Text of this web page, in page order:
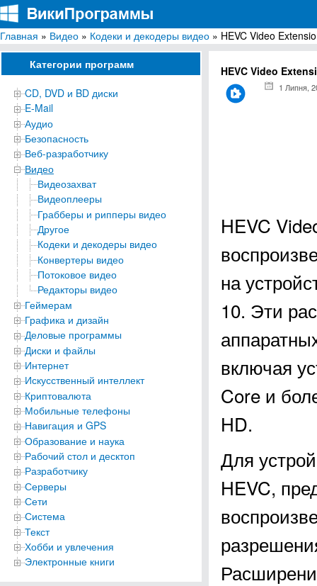
ВикиПрограммы
Энциклопедия бесплатных компьютерных программ для Windows
Главная » Видео » Кодеки и декодеры видео » HEVC Video
Категории программ
CD, DVD и BD диски
E-Mail
Аудио
Безопасность
Веб-разработчику
Видео
Видеозахват
Видеоплееры
Грабберы и рипперы видео
Другое
Кодеки и декодеры видео
Конвертеры видео
Потоковое видео
Редакторы видео
Геймерам
Графика и дизайн
Деловые программы
Диски и файлы
Интернет
Искусственный интеллект
Криптовалюта
Мобильные телефоны
Навигация и GPS
Образование и наука
Рабочий стол и десктоп
Разработчику
Серверы
Сети
Система
Текст
Хобби и увлечения
Электронные книги
HEVC Video
1 Липня,
HEVC
на
10. Эти
включая
Core и
HD.
Для
HEVC,